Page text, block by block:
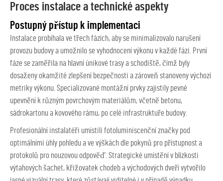
Proces instalace a technické aspekty
Postupný přístup k implementaci
Instalace probíhala ve třech fázích, aby se minimalizovalo narušení
provozu budovy a umožnilo se vyhodnocení výkonu v každé fázi. První
fáze se zaměřila na hlavní únikové trasy a schodiště, čímž byly
dosaženy okamžité zlepšení bezpečnosti a zároveň stanoveny výchozí
metriky výkonu. Specializované montážní prvky zajistily pevné
upevnění k různým povrchovým materiálům, včetně betonu,
sádrokartonu a kovového rámu, po celé infrastruktuře budovy.
Profesionální instalatéři umístili fotoluminiscenční značky pod
optimálními úhly pohledu a ve výškách dle pokynů pro přístupnost a
protokolů pro nouzovou odpověď. Strategické umístění v blízkosti
výtahových šachet, křižovatek chodeb a východových dveří vytvořilo